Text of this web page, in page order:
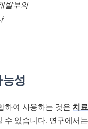
발부의
성
하여 사용하는 것은 치료
수 있습니다. 연구에서는